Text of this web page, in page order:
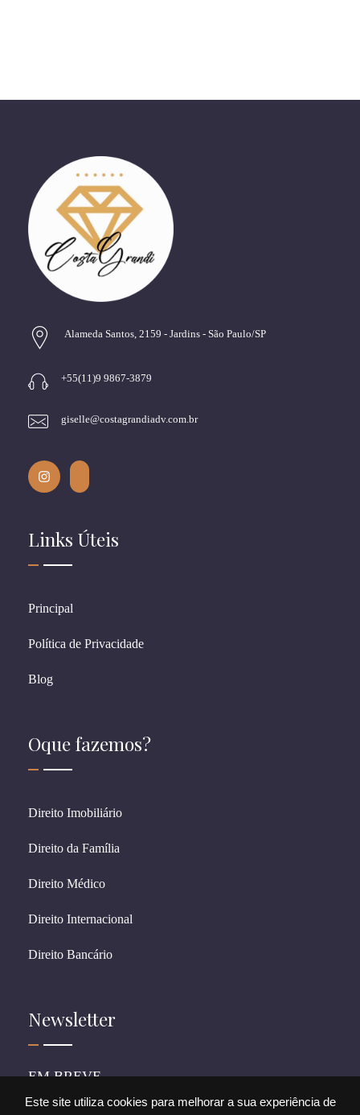
Este site utiliza cookies para melhorar a sua experiência de
Alameda Santos, 2159 - Jardins - São Paulo/SP
+55(11)9 9867-3879
giselle@costagrandiadv.com.br
Links Úteis
Principal
Política de Privacidade
Blog
Oque fazemos?
Direito Imobiliário
Direito da Família
Direito Médico
Direito Internacional
Direito Bancário
Newsletter
EM BREVE